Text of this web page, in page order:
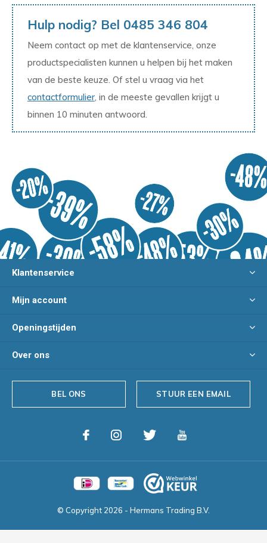
Hulp nodig? Bel 0485 346 804
Neem contact op met de klantenservice, onze
productspecialisten kunnen u helpen bij het maken
van de beste keuze. Of stel u vraag via het
contactformulier, in de meeste gevallen krijgt u
binnen 10 minuten antwoord.
Klantenservice
Mijn account
Openingstijden
Over ons
BEL ONS STUUR EEN EMAIL
© Copyright 2026 - Hermans Trading B.V.